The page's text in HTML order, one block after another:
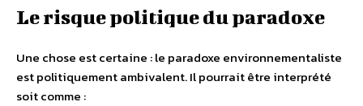
Le risque politique du paradoxe
Une chose est certaine : le paradoxe environnementaliste
est politiquement ambivalent. Il pourrait être interprété
soit comme :